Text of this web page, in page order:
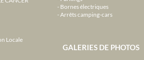
Locale
Bornes électriques
Arrêts camping-cars
GALERIES DE PHOTOS